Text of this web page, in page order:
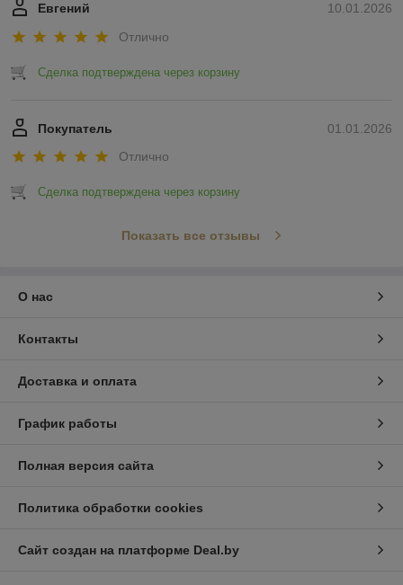
10.01.2026
Евгений
Отлично
Сделка подтверждена через корзину
01.01.2026
Покупатель
Отлично
Сделка подтверждена через корзину
Показать все отзывы
О нас
Контакты
Доставка и оплата
График работы
Полная версия сайта
Политика обработки cookies
Сайт создан на платформе Deal.by